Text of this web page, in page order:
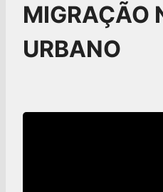
MIGRAÇÃO
URBANO